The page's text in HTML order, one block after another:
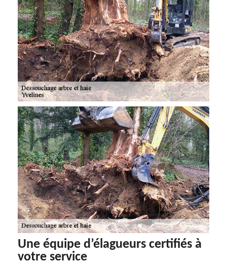
Une équipe d’élagueurs certifiés à
votre service